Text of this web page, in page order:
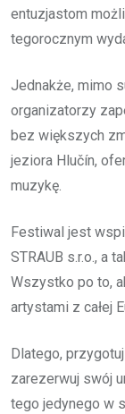
entuzjastom
tegorocznym
Jednakże, mimo
organizatorzy
bez większych
jeziora Hlučín,
muzykę.
Festiwal jest
STRAUB s.r.o., a
Wszystko po to,
artystami z całej
Dlatego,
zarezerwuj swój
tego jedynego w